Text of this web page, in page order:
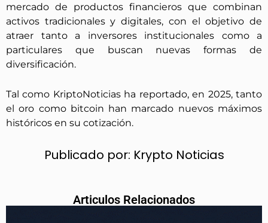
mercado de productos financieros que combinan
activos tradicionales y digitales, con el objetivo de
atraer tanto a inversores institucionales como a
particulares que buscan nuevas formas de
diversificación.
Tal como KriptoNoticias ha reportado, en 2025, tanto
el oro como bitcoin han marcado nuevos máximos
históricos en su cotización.
Publicado por: Krypto Noticias
Articulos Relacionados